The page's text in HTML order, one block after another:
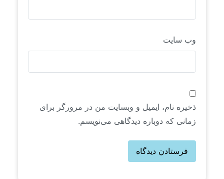
وب‌ سایت
ذخیره نام، ایمیل و وبسایت من در مرورگر برای
زمانی که دوباره دیدگاهی می‌نویسم.